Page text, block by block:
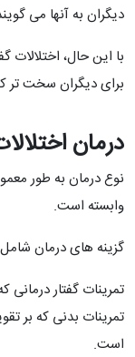
دیگران به آنها می
با این حال، اختلالات
برای دیگران سخت تر
درمان
نوع درمان به طور
وابسته است.
گزینه های درمان
تمرینات گفتار درمانی
تمرینات بدنی که بر
است.